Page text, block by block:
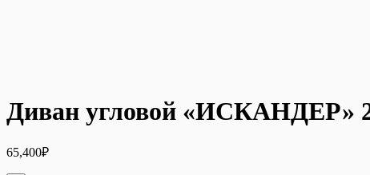
Диван угловой «ИСКАНДЕР»
65,400₽